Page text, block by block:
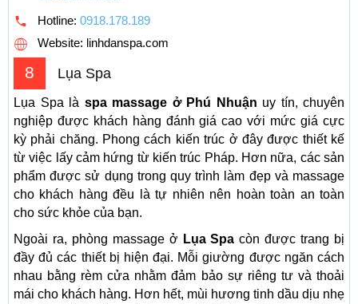
Hotline: 0918.178.189
Website: linhdanspa.com
8 Lụa Spa
Lụa Spa là spa massage ở Phú Nhuận uy tín, chuyên
nghiệp được khách hàng đánh giá cao với mức giá cực
kỳ phải chăng. Phong cách kiến trúc ở đây được thiết kế
từ việc lấy cảm hứng từ kiến trúc Pháp. Hơn nữa, các sản
phẩm được sử dụng trong quy trình làm đẹp và massage
cho khách hàng đều là tự nhiên nên hoàn toàn an toàn
cho sức khỏe của bạn.
Ngoài ra, phòng massage ở Lụa Spa còn được trang bị
đầy đủ các thiết bị hiện đại. Mỗi giường được ngăn cách
nhau bằng rèm cửa nhằm đảm bảo sự riêng tư và thoải
mái cho khách hàng. Hơn hết, mùi hương tinh dầu dịu nhẹ